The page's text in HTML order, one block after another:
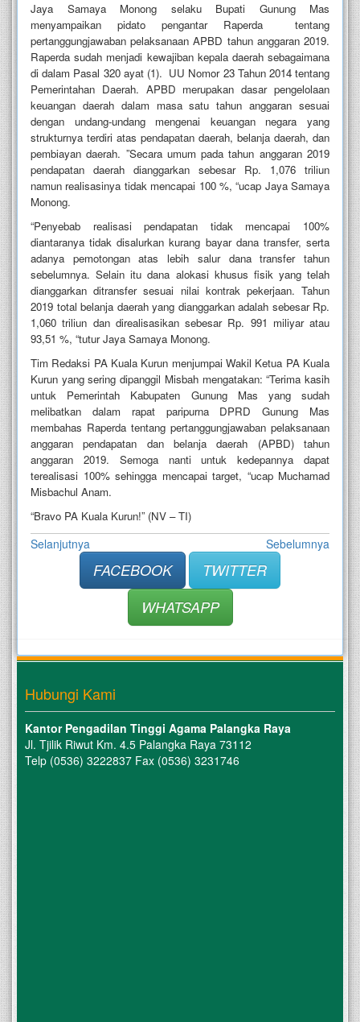
Jaya Samaya Monong selaku Bupati Gunung Mas
menyampaikan pidato pengantar Raperda tentang
pertanggungjawaban pelaksanaan APBD tahun anggaran 2019.
Raperda sudah menjadi kewajiban kepala daerah sebagaimana
di dalam Pasal 320 ayat (1). UU Nomor 23 Tahun 2014 tentang
Pemerintahan Daerah. APBD merupakan dasar pengelolaan
keuangan daerah dalam masa satu tahun anggaran sesuai
dengan undang-undang mengenai keuangan negara yang
strukturnya terdiri atas pendapatan daerah, belanja daerah, dan
pembiayan daerah. ”Secara umum pada tahun anggaran 2019
pendapatan daerah dianggarkan sebesar Rp. 1,076 triliun
namun realisasinya tidak mencapai 100 %, “ucap Jaya Samaya
Monong.
“Penyebab realisasi pendapatan tidak mencapai 100%
diantaranya tidak disalurkan kurang bayar dana transfer, serta
adanya pemotongan atas lebih salur dana transfer tahun
sebelumnya. Selain itu dana alokasi khusus fisik yang telah
dianggarkan ditransfer sesuai nilai kontrak pekerjaan. Tahun
2019 total belanja daerah yang dianggarkan adalah sebesar Rp.
1,060 triliun dan direalisasikan sebesar Rp. 991 miliyar atau
93,51 %, “tutur Jaya Samaya Monong.
Tim Redaksi PA Kuala Kurun menjumpai Wakil Ketua PA Kuala
Kurun yang sering dipanggil Misbah mengatakan: “Terima kasih
untuk Pemerintah Kabupaten Gunung Mas yang sudah
melibatkan dalam rapat paripurna DPRD Gunung Mas
membahas Raperda tentang pertanggungjawaban pelaksanaan
anggaran pendapatan dan belanja daerah (APBD) tahun
anggaran 2019. Semoga nanti untuk kedepannya dapat
terealisasi 100% sehingga mencapai target, “ucap Muchamad
Misbachul Anam.
“Bravo PA Kuala Kurun!” (NV – TI)
Selanjutnya Sebelumnya
FACEBOOK
TWITTER
WHATSAPP
Hubungi Kami
Kantor Pengadilan Tinggi Agama Palangka Raya
Jl. Tjilik Riwut Km. 4.5 Palangka Raya 73112
Telp (0536) 3222837 Fax (0536) 3231746